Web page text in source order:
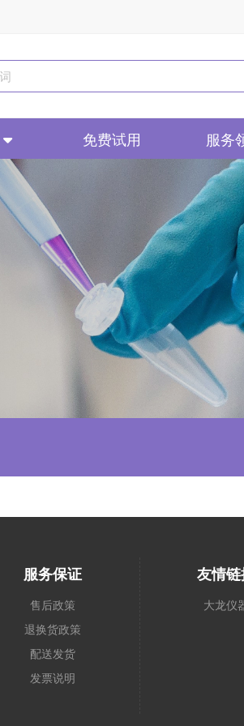
免费试用 服务
服务保证
售后政策
退换货政策
配送发货
发票说明
友情链
大龙仪